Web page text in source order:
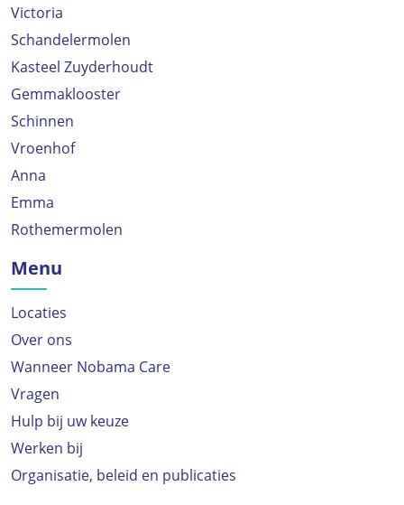
Victoria
Schandelermolen
Kasteel Zuyderhoudt
Gemmaklooster
Schinnen
Vroenhof
Anna
Emma
Rothemermolen
Menu
Locaties
Over ons
Wanneer Nobama Care
Vragen
Hulp bij uw keuze
Werken bij
Organisatie, beleid en publicaties